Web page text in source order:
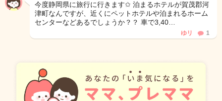
今度静岡県に旅行に行きます✩ 泊まるホテルが賀茂郡河
津町なんですが、近くにペットホテルや泊まれるホーム
センターなどあるでしょうか？？ 車で3,40…
ゆリ 1